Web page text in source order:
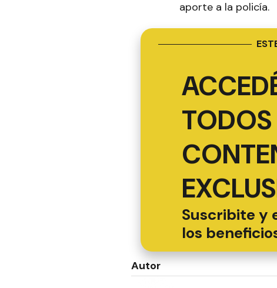
aporte a la policía.
TODOS
Suscribite y
los
Autor